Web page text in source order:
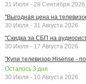
31 Июля - 28 Сентября 2026
"Выгодная цена на
30 Июля - 31 Августа 2026
"Скидка за СБП на
30 Июля - 17 Августа 2026
"Купи телевизор Hisense -
Осталось 3 дня
30 Июля - 10 Августа 2026